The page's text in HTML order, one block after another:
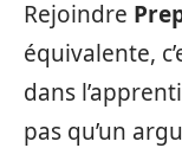
Rejoindre
équivalente,
dans
pas qu’un